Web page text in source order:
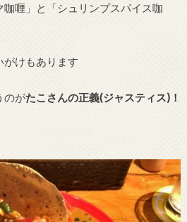
喱」と「シュリンプスパイス咖
がけもあります
のがたこさんの正義(ジャスティス)！